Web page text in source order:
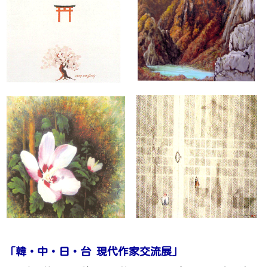
「韓・中・日・台 現代作家交流展」